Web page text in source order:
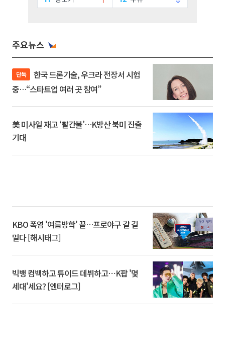
주요뉴스
단독
중…“스타트업 여러 곳 참여”
美 미사일 재고 ‘빨간불’…K방산 북미 진출
기대
KBO 폭염 '여름방학' 끝…프로야구 갈 길
멀다 [해시태그]
빅뱅 컴백하고 튜이드 데뷔하고⋯K팝 '몇
세대'세요? [엔터로그]